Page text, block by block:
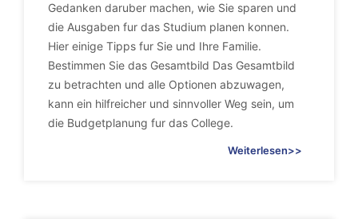
Gedanken daruber machen, wie Sie sparen und
die Ausgaben fur das Studium planen konnen.
Hier einige Tipps fur Sie und Ihre Familie.
Bestimmen Sie das Gesamtbild Das Gesamtbild
zu betrachten und alle Optionen abzuwagen,
kann ein hilfreicher und sinnvoller Weg sein, um
die Budgetplanung fur das College.
Weiterlesen>>